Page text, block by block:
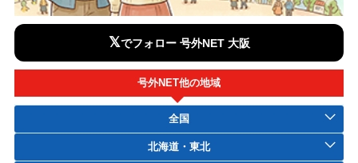
𝕏でフォロー 号外NET 大阪
号外NET他の地域
全国
北海道・東北